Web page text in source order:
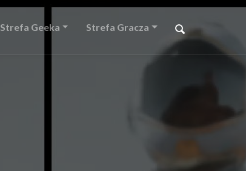
Strefa Geeka Strefa Gracza